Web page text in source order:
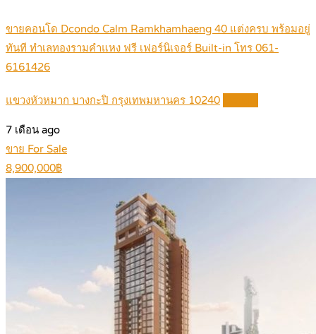
ขายคอนโด Dcondo Calm Ramkhamhaeng 40 แต่งครบ พร้อมอยู่
ทันที ทำเลทองรามคำแหง ฟรี เฟอร์นิเจอร์ Built-in โทร 061-
6161426
แขวงหัวหมาก บางกะปิ กรุงเทพมหานคร 10240
7 เดือน ago
ขาย For Sale
8,900,000฿